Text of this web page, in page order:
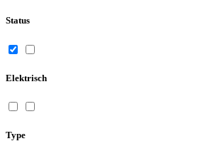
Status
Elektrisch
Type